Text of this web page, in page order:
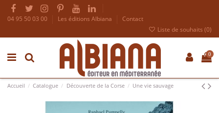
04 95 50 03 00 Les éditions Albiana
Contact
Liste de souhaits (0)
0
Accueil Catalogue Découverte de la Corse Une vie sauvage